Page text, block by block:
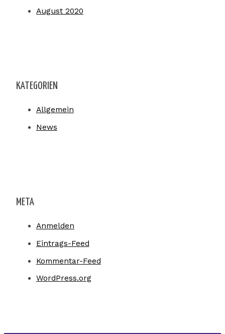
August 2020
KATEGORIEN
Allgemein
News
META
Anmelden
Eintrags-Feed
Kommentar-Feed
WordPress.org